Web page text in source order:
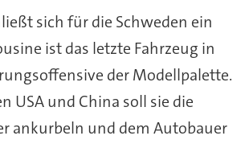
sich für die Schweden ein
ist das letzte Fahrzeug in
der Modellpalette.
USA und China soll sie die
ankurbeln und dem Autobauer